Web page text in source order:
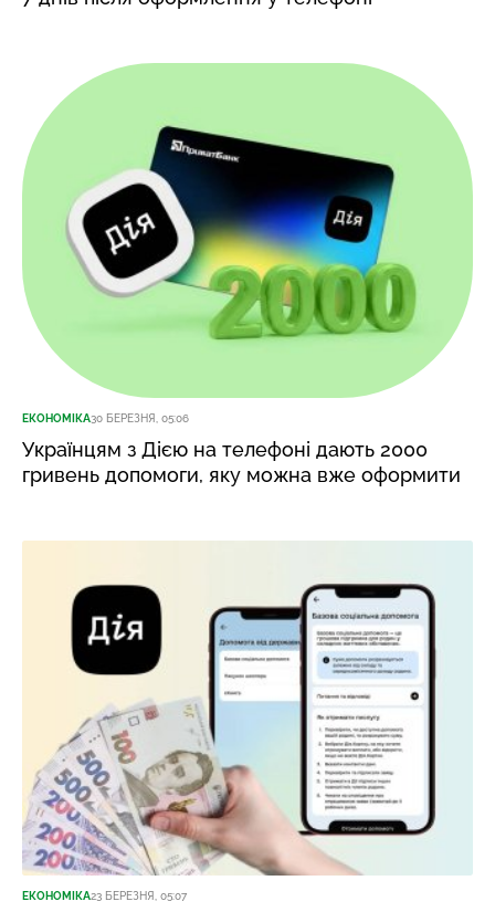
ЕКОНОМІКА30 БЕРЕЗНЯ, 05:06
Українцям з Дією на телефоні дають 2000
гривень допомоги, яку можна вже оформити
ЕКОНОМІКА23 БЕРЕЗНЯ, 05:07